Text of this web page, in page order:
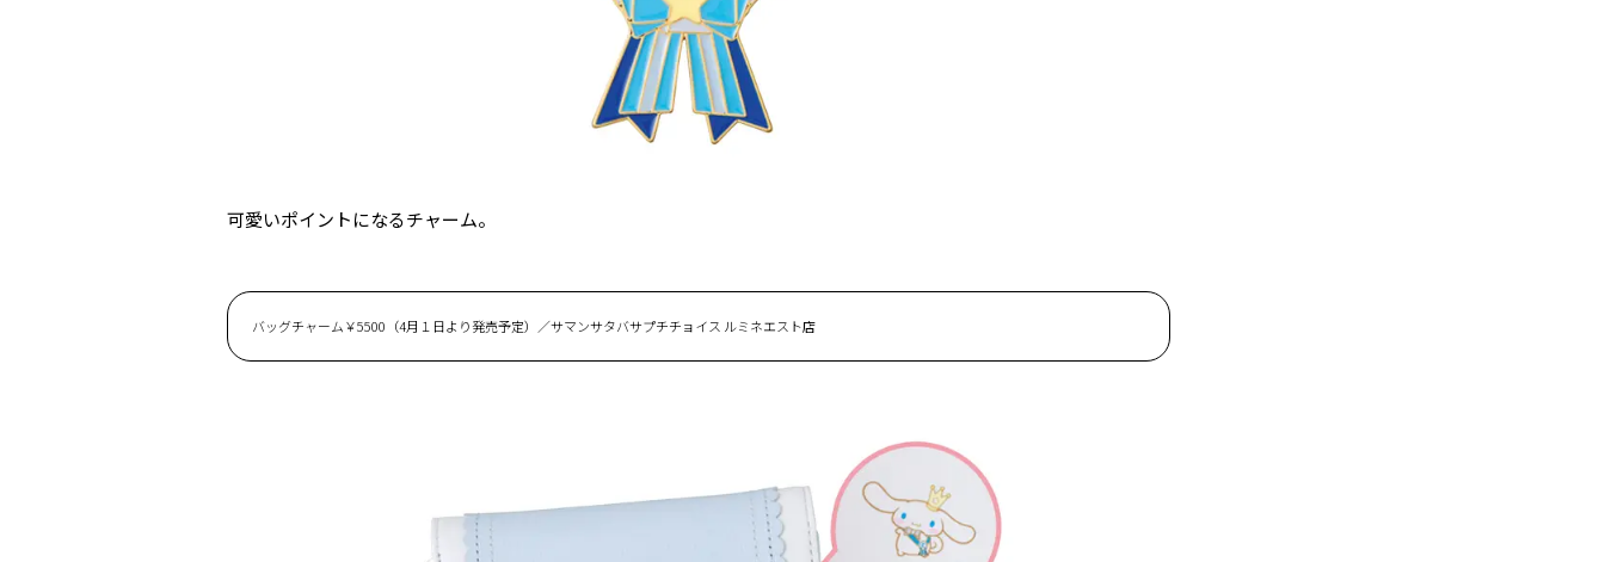
可愛いポイントになるチャーム。
バッグチャーム￥5500（4月１日より発売予定）／サマンサタバサプチチョイス ルミネエスト店